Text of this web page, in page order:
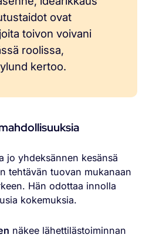
ovat
toivon voivani
roolissa,
kertoo.
jo yhdeksännen kesänsä
tehtävän tuovan mukanaan
Hän odottaa innolla
kokemuksia.
näkee lähettilästoiminnan